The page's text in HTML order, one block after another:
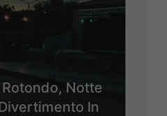
Notte
In